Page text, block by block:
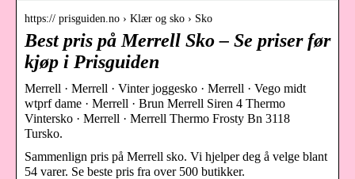
https:// prisguiden.no › Klær og sko › Sko
Best pris på Merrell Sko – Se priser før
kjøp i Prisguiden
Merrell · Merrell · Vinter joggesko · Merrell · Vego midt
wtprf dame · Merrell · Brun Merrell Siren 4 Thermo
Vintersko · Merrell · Merrell Thermo Frosty Bn 3118
Tursko.
Sammenlign pris på Merrell sko. Vi hjelper deg å velge blant
54 varer. Se beste pris fra over 500 butikker.